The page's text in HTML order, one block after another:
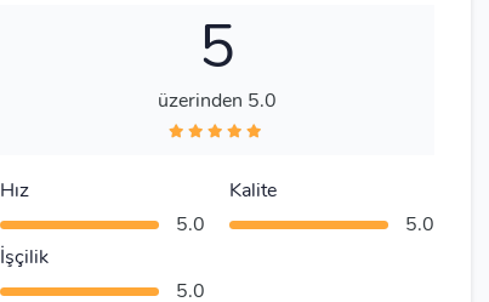
5
üzerinden 5.0
Hız
5.0
Kalite
5.0
İşçilik
5.0